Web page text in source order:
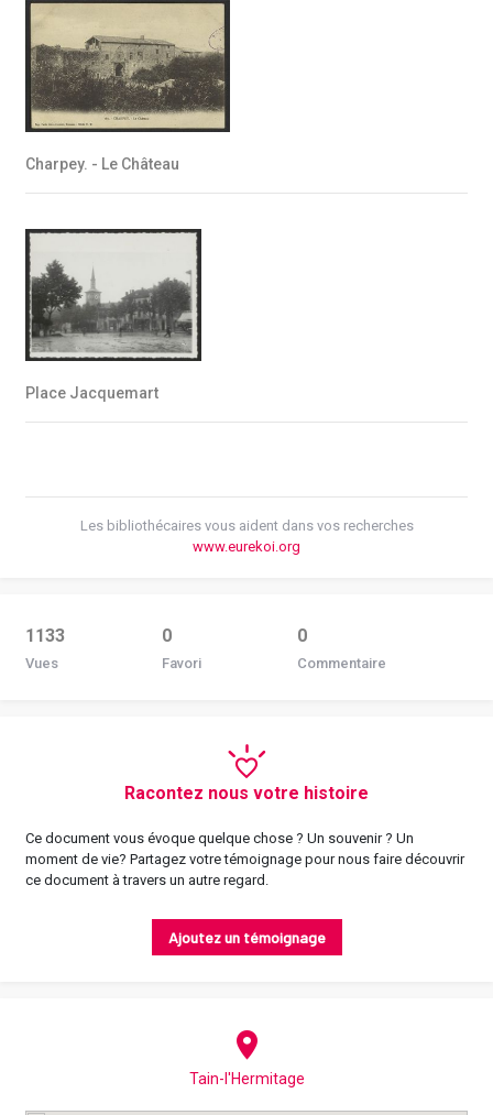
Charpey. - Le Château
Place Jacquemart
Les bibliothécaires vous aident dans vos recherches
www.eurekoi.org
1133
Vues
0
Favori
0
Commentaire
Racontez nous votre histoire
Ce document vous évoque quelque chose ? Un souvenir ? Un
moment de vie? Partagez votre témoignage pour nous faire découvrir
ce document à travers un autre regard.
Ajoutez un témoignage
Tain-l'Hermitage